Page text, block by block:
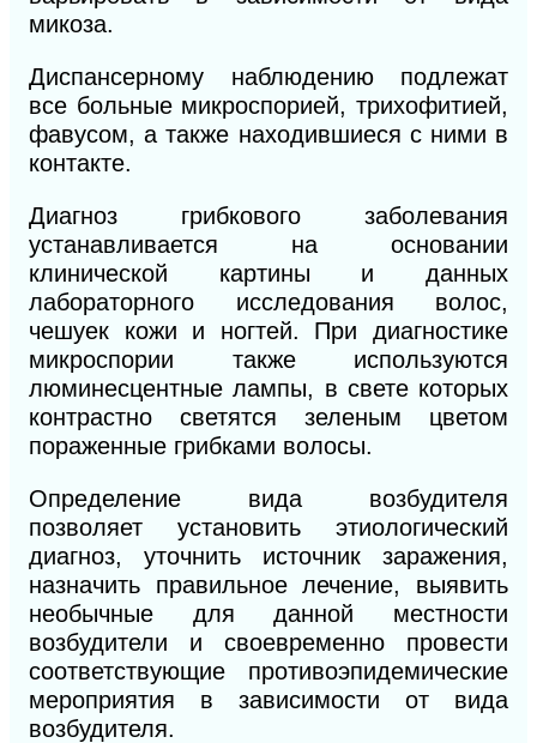
микоза.
Диспансерному наблюдению подлежат
все больные микроспорией, трихофитией,
фавусом, а также находившиеся с ними в
контакте.
Диагноз грибкового заболевания
устанавливается на основании
клинической картины и данных
лабораторного исследования волос,
чешуек кожи и ногтей. При диагностике
микроспории также используются
люминесцентные лампы, в свете которых
контрастно светятся зеленым цветом
пораженные грибками волосы.
Определение вида возбудителя
позволяет установить этиологический
диагноз, уточнить источник заражения,
назначить правильное лечение, выявить
необычные для данной местности
возбудители и своевременно провести
соответствующие противоэпидемические
мероприятия в зависимости от вида
возбудителя.